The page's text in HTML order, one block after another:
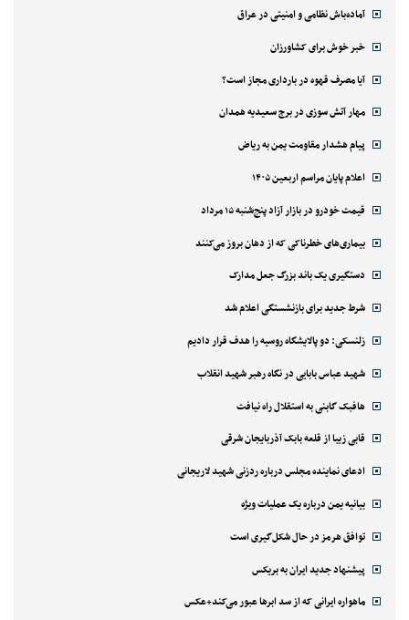
آماده‌باش نظامی و امنیتی در عراق
خبر خوش برای کشاورزان
آیا مصرف قهوه در بارداری مجاز است؟
مهار آتش سوزی در برج سعیدیه همدان
پیام هشدار مقاومت یمن به ریاض
اعلام پایان مراسم اربعین ۱۴۰۵
قیمت خودرو در بازار آزاد پنج‌شنبه ۱۵ مرداد
بیماری‌های خطرناکی که از دهان بروز می‌کنند
دستگیری یک باند بزرگ جعل مدارک
شرط جدید برای بازنشستگی اعلام شد
زلنسکی: دو پالایشگاه روسیه را هدف قرار دادیم
شهید عباس بابایی در نگاه رهبر شهید انقلاب
هافبک گابنی به استقلال راه نیافت
قابی زیبا از قلعه بابک آذربایجان شرقی
ادعای نماینده مجلس درباره ردزنی شهید لاریجانی
بیانیه یمن درباره یک عملیات ویژه
توافق هرمز در حال شکل‌گیری است
پیشنهاد جدید ایران به بریکس
ماهواره ایرانی که از سد ابرها عبور می‌کند+عکس